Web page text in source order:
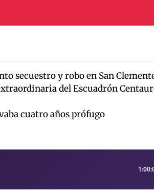
secuestro y robo en San
del Escuadrón
cuatro años prófugo